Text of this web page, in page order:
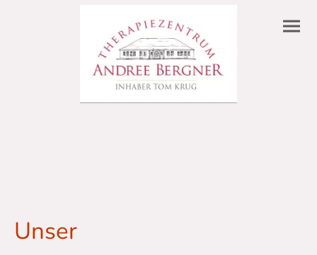
Unser